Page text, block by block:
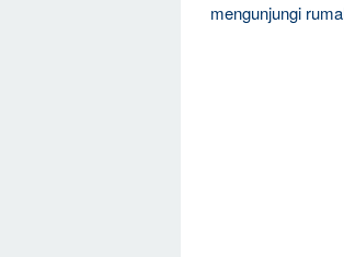
mengunjungi